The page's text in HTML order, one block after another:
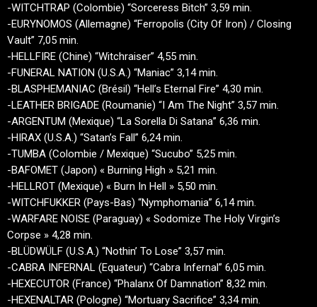
-WITCHTRAP (Colombie) “Sorceress Bitch” 3,59 min.
-EURYNOMOS (Allemagne) “Ferropolis (City Of Iron) / Closing
Vault” 7,05 min.
-HELLFIRE (Chine) “Witchraiser” 4,55 min.
-FUNERAL NATION (U.S.A.) “Maniac” 3,14 min.
-BLASPHEMANIAC (Brésil) “Hell’s Eternal Fire” 4,30 min.
-LEATHER BRIGADE (Roumanie) “I Am The Night” 3,57 min.
-ARGENTUM (Mexique) “La Sorella Di Satana” 6,36 min.
-HIRAX (U.S.A.) “Satan’s Fall” 6,24 min.
-TUMBA (Colombie / Mexique) “Sucubo” 5,25 min.
-BAFOMET (Japon) « Burning High » 5,21 min.
-HELLROT (Mexique) « Burn In Hell » 5,50 min.
-WITCHFUKKER (Pays-Bas) “Nymphomania” 6,14 min.
-WARFARE NOISE (Paraguay) « Sodomize The Holy Virgin’s
Corpse » 4,28 min.
-BLÜDWÜLF (U.S.A.) “Nothin’ To Lose” 3,57 min.
-CABRA INFERNAL (Equateur) “Cabra Infernal” 6,05 min.
-HEXECUTOR (France) “Phalanx Of Damnation” 8,32 min.
-HEXENALTAR (Pologne) “Mortuary Sacrifice” 3,34 min.